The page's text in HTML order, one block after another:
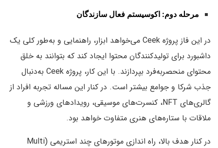
مرحله دوم: اکوسیستم فعال سازندگان
در این فاز پروژه Ceek‌ می‌خواهد ابزار، راهنمایی و به‌طور کلی یک
داشبورد برای تولیدکنندگان محتوا ایجاد کند که بتوانند به خلق
محتوای منحصربه‌فرد بپردازند. با این کار، پروژه Ceek به‌دنبال
جذب شرکا و جوامع بیشتر است. در کنار این مساله تجربه افراد از
گالری‌های NFT، کنسرت‌های موسیقی، رویدادهای ورزشی و
ملاقات با ستاره‌های هنری متفاوت خواهد بود.
در کنار هدف بالا، راه اندازی موتورهای چند استریمی (Multi